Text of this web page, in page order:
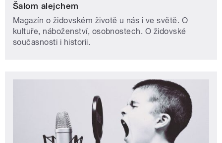
Šalom alejchem
Magazín o židovském životě u nás i ve světě. O
kultuře, náboženství, osobnostech. O židovské
současnosti i historii.